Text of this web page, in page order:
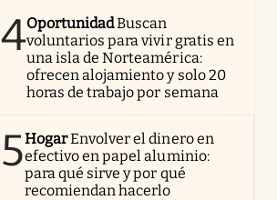
4OportunidadBuscan
voluntarios para vivir gratis en
una isla de Norteamérica:
ofrecen alojamiento y solo 20
horas de trabajo por semana
5HogarEnvolver el dinero en
efectivo en papel aluminio:
para qué sirve y por qué
recomiendan hacerlo